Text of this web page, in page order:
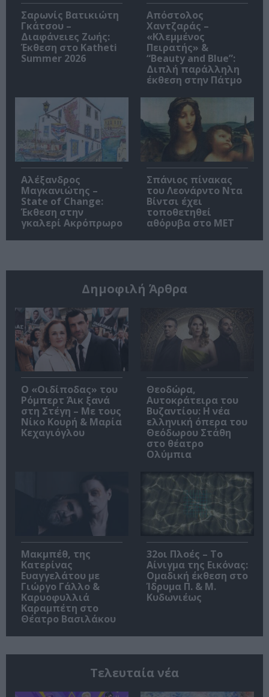
Σαρωνίς Βατικιώτη
Γκάτσου –
Διαφάνειες Ζωής:
Έκθεση στο Katheti
Summer 2026
Απόστολος
Χαντζαράς –
«Κλεμμένος
Πειρατής» &
“Beauty and Blue”:
Διπλή παράλληλη
έκθεση στην Πάτμο
Αλέξανδρος
Μαγκανιώτης –
State of Change:
Έκθεση στην
γκαλερί Ακρόπρωρο
Σπάνιος πίνακας
του Λεονάρντο Ντα
Βίντσι έχει
τοποθετηθεί
αθόρυβα στο MET
Δημοφιλή Άρθρα
O «Οιδίποδας» του
Ρόμπερτ Άικ ξανά
στη Στέγη – Με τους
Νίκο Κουρή & Μαρία
Κεχαγιόγλου
Θεοδώρα,
Αυτοκράτειρα του
Βυζαντίου: Η νέα
ελληνική όπερα του
Θεόδωρου Στάθη
στο θέατρο
Ολύμπια
Μακμπέθ, της
Κατερίνας
Ευαγγελάτου με
Γιώργο Γάλλο &
Καρυοφυλλιά
Καραμπέτη στο
Θέατρο Βασιλάκου
32οι Πλοές – Το
Αίνιγμα της Εικόνας:
Ομαδική έκθεση στο
Ίδρυμα Π. & Μ.
Κυδωνιέως
Τελευταία νέα